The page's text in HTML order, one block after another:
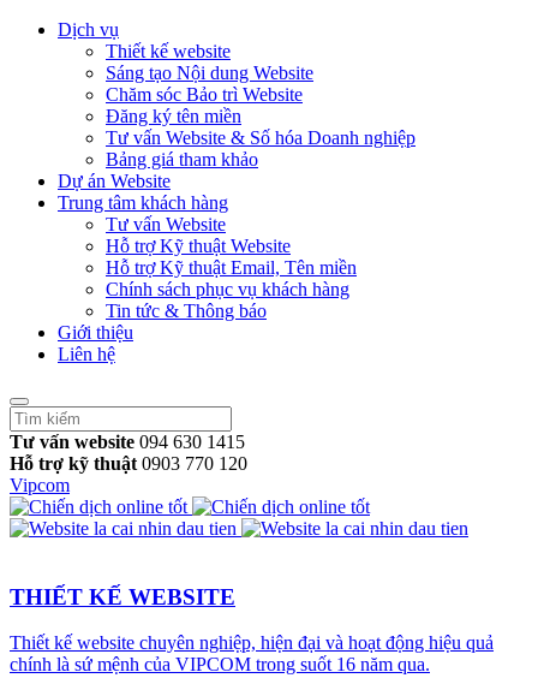
Dịch vụ
Thiết kế website
Sáng tạo Nội dung Website
Chăm sóc Bảo trì Website
Đăng ký tên miền
Tư vấn Website & Số hóa Doanh nghiệp
Bảng giá tham khảo
Dự án Website
Trung tâm khách hàng
Tư vấn Website
Hỗ trợ Kỹ thuật Website
Hỗ trợ Kỹ thuật Email, Tên miền
Chính sách phục vụ khách hàng
Tin tức & Thông báo
Giới thiệu
Liên hệ
Tư vấn website 094 630 1415
Hỗ trợ kỹ thuật 0903 770 120
Vipcom
THIẾT KẾ WEBSITE
Thiết kế website chuyên nghiệp, hiện đại và hoạt động hiệu quả
chính là sứ mệnh của VIPCOM trong suốt 16 năm qua.